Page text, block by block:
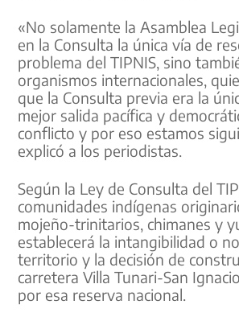
«No solamente la Asamblea
en la Consulta la única vía de
problema del TIPNIS, sino
organismos internacionales,
que la Consulta previa era la
mejor salida pacífica y
conflicto y por eso estamos
explicó a los periodistas.
Según la Ley de Consulta del
comunidades indígenas
mojeño-trinitarios, chimanes y
establecerá la intangibilidad o
territorio y la decisión de
carretera Villa Tunari-San
por esa reserva nacional.